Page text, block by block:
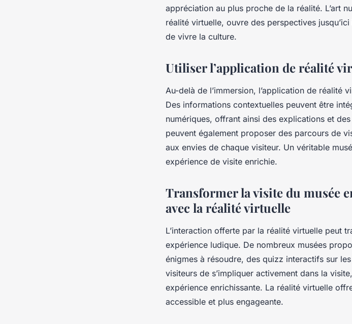
appréciation au plus proche de la réalité. L’art
réalité virtuelle, ouvre des perspectives
de vivre la culture.
Utiliser l’application de réalité
Au-delà de l’immersion, l’application de réalité
Des informations contextuelles peuvent être
numériques, offrant ainsi des explications et
peuvent également proposer des parcours de
aux envies de chaque visiteur. Un véritable
expérience de visite enrichie.
Transformer la visite du musée
avec la réalité virtuelle
L’interaction offerte par la réalité virtuelle peut
expérience ludique. De nombreux musées
énigmes à résoudre, des quizz interactifs sur
visiteurs de s’impliquer activement dans la
expérience enrichissante. La réalité virtuelle
accessible et plus engageante.